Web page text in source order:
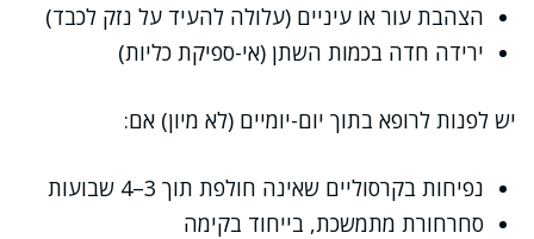
הצהבת עור או עיניים (עלולה להעיד על נזק לכבד)
ירידה חדה בכמות השתן (אי-ספיקת כליות)
יש לפנות לרופא בתוך יום-יומיים (לא מיון) אם:
נפיחות בקרסוליים שאינה חולפת תוך 3–4 שבועות
סחרחורת מתמשכת, בייחוד בקימה